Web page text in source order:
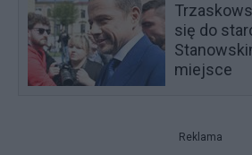
się do
miejsce
Reklama